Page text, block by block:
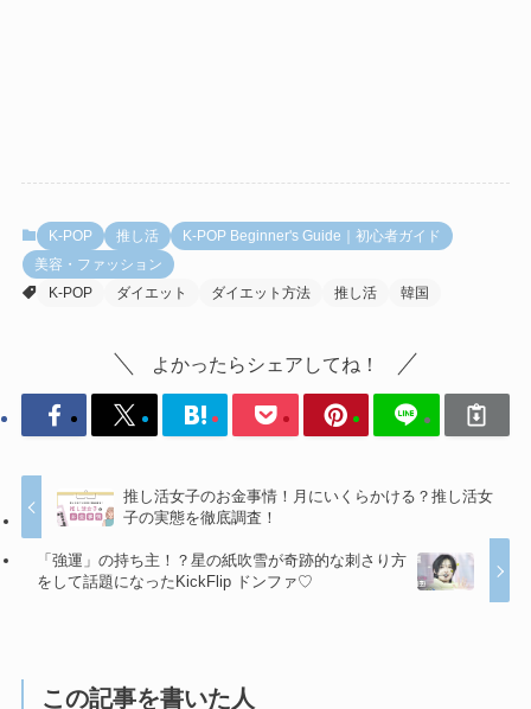
K-POP 推し活
K-POP Beginner's Guide｜初心者ガイド
美容・ファッション
K-POP
ダイエット ダイエット方法 推し活 韓国
よかったらシェアしてね！
推し活女子のお金事情！月にいくらかける？推し活女
子の実態を徹底調査！
「強運」の持ち主！？星の紙吹雪が奇跡的な刺さり方
をして話題になったKickFlip ドンファ♡
この記事を書いた人